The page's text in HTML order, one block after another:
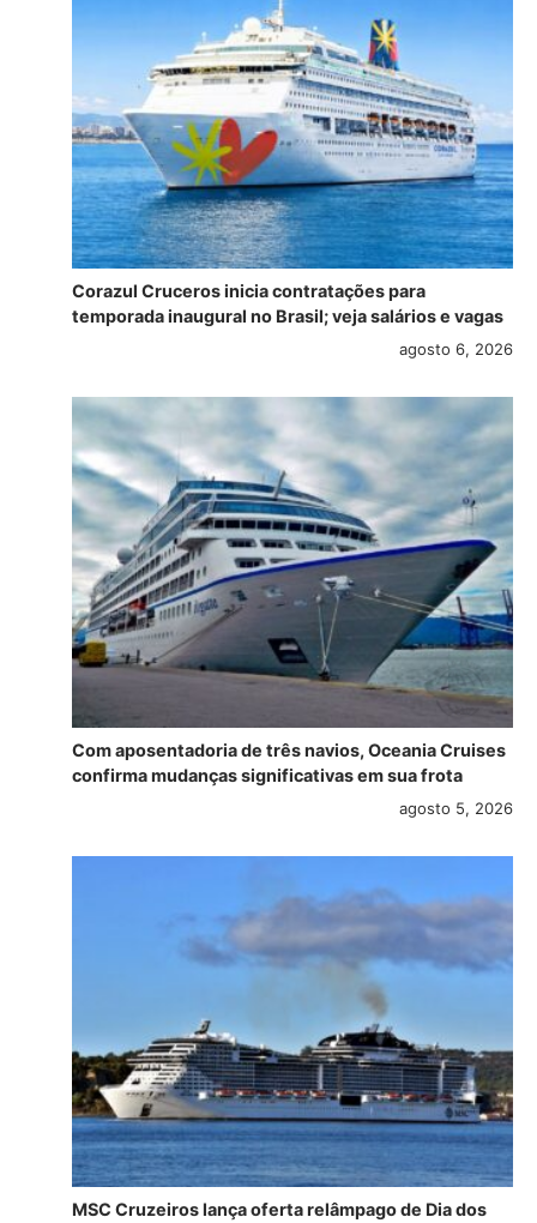
Corazul Cruceros inicia contratações para
temporada inaugural no Brasil; veja salários e vagas
agosto 6, 2026
Com aposentadoria de três navios, Oceania Cruises
confirma mudanças significativas em sua frota
agosto 5, 2026
MSC Cruzeiros lança oferta relâmpago de Dia dos